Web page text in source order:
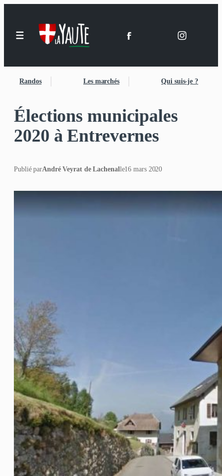
Randos Les marchés Qui suis-je ?
Élections municipales
2020 à Entrevernes
Publié parAndré Veyrat de Lachenalle16 mars 2020